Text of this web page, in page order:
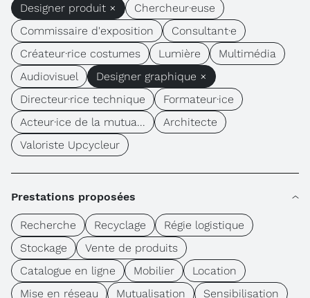
Designer produit ×
Chercheur·euse
Commissaire d'exposition
Consultant·e
Créateur·rice costumes
Lumière
Multimédia
Audiovisuel
Designer graphique ×
Directeur·rice technique
Formateur·ice
Acteur·ice de la mutua...
Architecte
Valoriste Upcycleur
Prestations proposées
Recherche Recyclage
Régie logistique
Stockage
Vente de produits
Catalogue en ligne
Mobilier
Location
Mise en réseau
Mutualisation Sensibilisation